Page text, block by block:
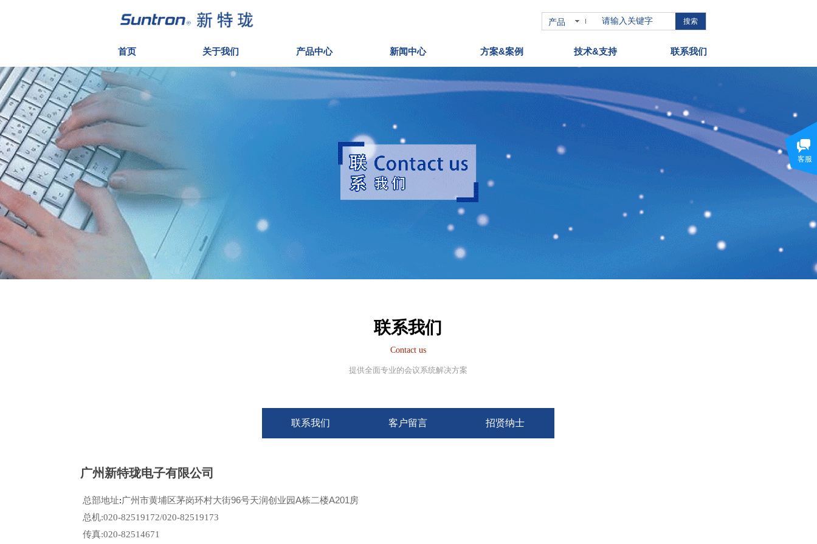
产品 搜索
首页 关于我们 产品中心 新闻中心 方案&案例 技术&支持 联系我们
联系我们
Contact us
提供全面专业的会议系统解决方案
总部地址:广州市黄埔区茅岗环村大街96号天润创业园A栋二楼A201房
总机:020-82519172/020-82519173
传真:020-82514671
广州新特珑电子有限公司
联系我们 客户留言 招贤纳士
客服